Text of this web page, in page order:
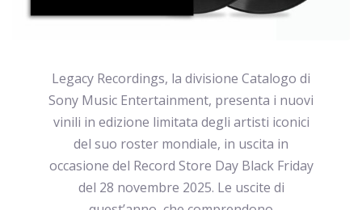
Legacy Recordings, la divisione Catalogo di
Sony Music Entertainment, presenta i nuovi
vinili in edizione limitata degli artisti iconici
del suo roster mondiale, in uscita in
occasione del Record Store Day Black Friday
del 28 novembre 2025. Le uscite di